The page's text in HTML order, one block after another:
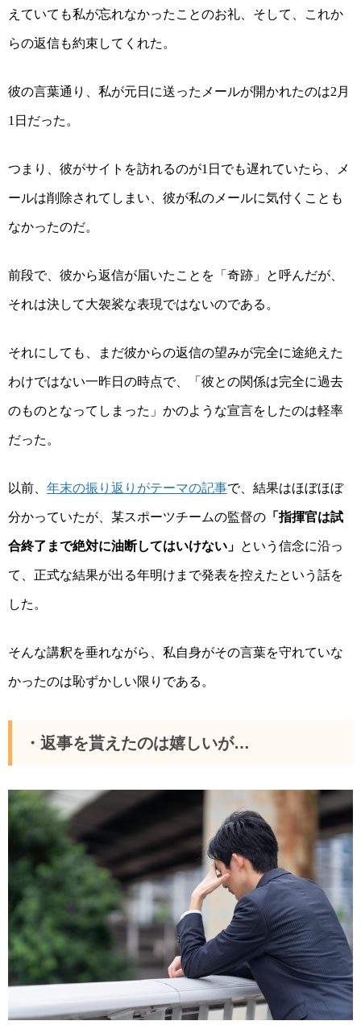
えていても私が忘れなかったことのお礼、そして、これか
らの返信も約束してくれた。
彼の言葉通り、私が元日に送ったメールが開かれたのは2月
1 日だった。
つまり、彼がサイトを訪れるのが1 日でも遅れていたら、メ
ールは削除されてしまい、彼が私のメールに気付くことも
なかったのだ。
前段で、彼から返信が届いたことを「奇跡」と呼んだが、
それは決して大袈裟な表現ではないのである。
それにしても、まだ彼からの返信の望みが完全に途絶えた
わけではない一昨日の時点で、「彼との関係は完全に過去
のものとなってしまった」かのような宣言をしたのは軽率
だった。
以前、 年末の振り返りがテーマの記事で、結果はほぼほぼ
分かっていたが、某スポーツチームの監督の 「指揮官は試
合終了まで絶対に油断してはいけない」 という信念に沿っ
て、正式な結果が出る年明けまで発表を控えたという話を
した。
そんな講釈を垂れながら、私自身がその言葉を守れていな
かったのは恥ずかしい限りである。
・返事を貰えたのは嬉しいが…